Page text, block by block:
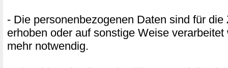
- Die personenbezogenen Daten sind für
erhoben oder auf sonstige Weise verarbeitet
mehr notwendig.